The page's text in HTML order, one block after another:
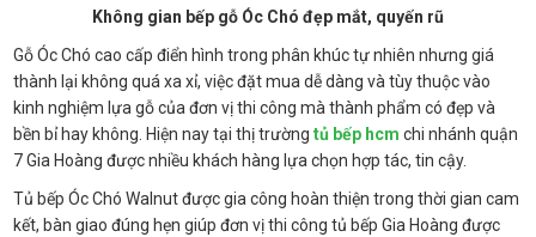
Không gian bếp gỗ Óc Chó đẹp mắt, quyến rũ
Gỗ Óc Chó cao cấp điển hình trong phân khúc tự nhiên nhưng giá
thành lại không quá xa xỉ, việc đặt mua dễ dàng và tùy thuộc vào
kinh nghiệm lựa gỗ của đơn vị thi công mà thành phẩm có đẹp và
bền bỉ hay không. Hiện nay tại thị trườngtủ bếp hcm chi nhánh quận
7 Gia Hoàng được nhiều khách hàng lựa chọn hợp tác, tin cậy.
Tủ bếp Óc Chó Walnut được gia công hoàn thiện trong thời gian cam
kết, bàn giao đúng hẹn giúp đơn vị thi công tủ bếp Gia Hoàng được